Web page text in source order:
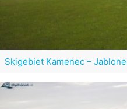
Skigebiet Kamenec –